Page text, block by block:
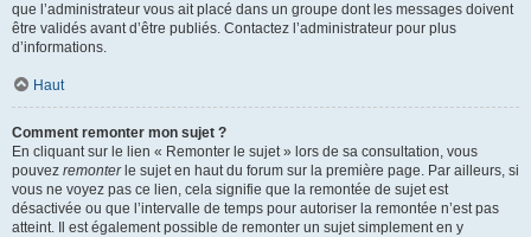
que l’administrateur vous ait placé dans un groupe dont les messages doivent
être validés avant d’être publiés. Contactez l’administrateur pour plus
d’informations.
Haut
Comment remonter mon sujet ?
En cliquant sur le lien « Remonter le sujet » lors de sa consultation, vous
pouvez remonterle sujet en haut du forum sur la première page. Par ailleurs, si
vous ne voyez pas ce lien, cela signifie que la remontée de sujet est
désactivée ou que l’intervalle de temps pour autoriser la remontée n’est pas
atteint. Il est également possible de remonter un sujet simplement en y